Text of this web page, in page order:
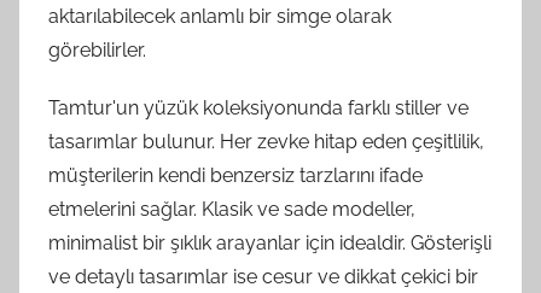
aktarılabilecek anlamlı bir simge olarak
görebilirler.
Tamtur'un yüzük koleksiyonunda farklı stiller ve
tasarımlar bulunur. Her zevke hitap eden çeşitlilik,
müşterilerin kendi benzersiz tarzlarını ifade
etmelerini sağlar. Klasik ve sade modeller,
minimalist bir şıklık arayanlar için idealdir. Gösterişli
ve detaylı tasarımlar ise cesur ve dikkat çekici bir